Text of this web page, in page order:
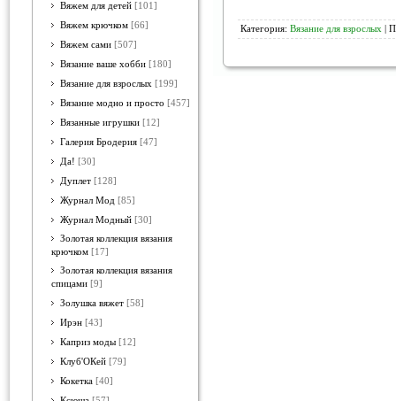
Вяжем для детей [101]
Вяжем крючком [66]
Вяжем сами [507]
Вязание ваше хобби [180]
Вязание для взрослых [199]
Вязание модно и просто [457]
Вязанные игрушки [12]
Галерия Бродерия [47]
Да! [30]
Дуплет [128]
Журнал Мод [85]
Журнал Модный [30]
Золотая коллекция вязания
крючком [17]
Золотая коллекция вязания
спицами [9]
Золушка вяжет [58]
Ирэн [43]
Каприз моды [12]
Клуб'ОКей [79]
Кокетка [40]
Категория: Вязание для взрослых |